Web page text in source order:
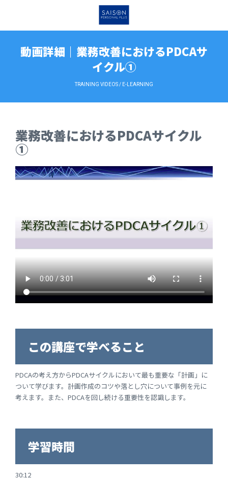
動画詳細｜業務改善におけるPDCAサ
イクル①
TRAINING VIDEOS / E-LEARNING
業務改善におけるPDCAサイクル
①
この講座で学べること
PDCAの考え方からPDCAサイクルにおいて最も重要な「計画」に
ついて学びます。計画作成のコツや落とし穴について事例を元に
考えます。また、PDCAを回し続ける重要性を認識します。
学習時間
30:12